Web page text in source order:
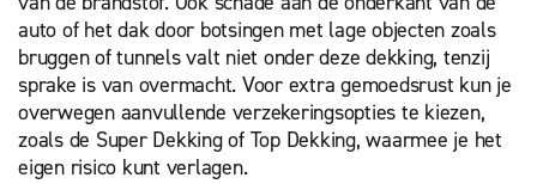
auto of het dak door botsingen met lage objecten zoals
bruggen of tunnels valt niet onder deze dekking, tenzij
sprake is van overmacht. Voor extra gemoedsrust kun je
overwegen aanvullende verzekeringsopties te kiezen,
zoals de Super Dekking of Top Dekking, waarmee je het
eigen risico kunt verlagen.